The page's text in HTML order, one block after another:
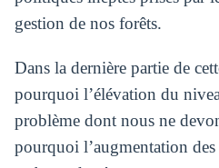
gestion de nos forêts.
Dans la dernière partie de
pourquoi l’élévation du
problème dont nous ne
pourquoi l’augmentation